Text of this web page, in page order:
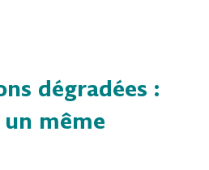
dégradées :
même